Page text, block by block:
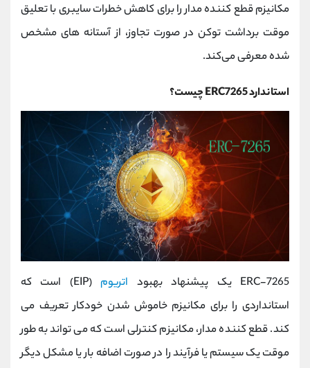
مکانیزم قطع کننده مدار را برای کاهش خطرات سایبری با تعلیق
موقت برداشت توکن در صورت تجاوز، از آستانه‌ های مشخص
شده معرفی می‌کند.
استاندارد ERC7265 چیست؟
ERC-7265 یک پیشنهاد بهبود اتریوم
(EIP) است که
استانداردی را برای مکانیزم خاموش شدن خودکار تعریف می
کند. قطع کننده مدار، مکانیزم کنترلی است که می تواند به طور
موقت یک سیستم یا فرآیند را در صورت اضافه بار یا مشکل دیگر